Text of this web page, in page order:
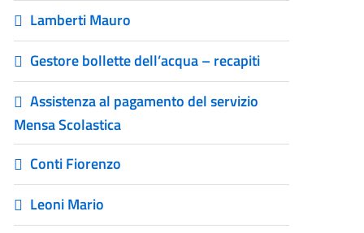
Lamberti Mauro
Gestore bollette dell’acqua – recapiti
Assistenza al pagamento del servizio
Mensa Scolastica
Conti Fiorenzo
Leoni Mario